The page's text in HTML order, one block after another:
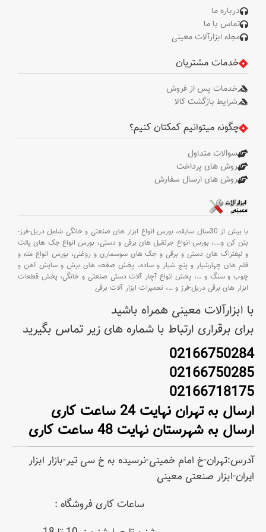
برق
جنس بدنه
فولاد، آلمینیوم،
پلاستیک
بسته‌بندی جعبه رنگی
متعلقات
عدد پیچ و واشر
درباره ما
تماس با ما
مجله ابزارآلات معینی
خدمات مشتریان
خدمات پس از فروش
شرایط بازگشت کالا
چگونه میتوانیم کمکتان کنیم؟
سوالات متداول
روش های پرداخت
روش های ارسال سفارش
با بیش از 30سال سابقه،
بورس انواع ابزار های صنعتی و خانگی شامل دریل-فرز-
بتن کن و….، بورس انواع جرثقیل های برقی و دستی، بورس انواع جک های پالت
و لیفتراک های دستی و برقی و جک های سوسماری و روغنی، بورس انواع مته و
قلم های چهارشیار و پنج شیار و ساده، پخش صفحه های برش و سایش آهن و
چوب و سنگ و …، پخش انواع آچار آلات دستی صنعتی و خانگی، پخش قطعات
ابزار های برقی دریل-فرز و …، تعمیرات ابزار آلات برقی
با ابزارآلات معینی همراه باشید
برای برقراری ارتباط با شماره های زیر تماس بگیرید
02166750284
02166750285
02166718175
ارسال به تهران نهایت 24 ساعت کاری
ارسال به شهرستان نهایت 48 ساعت کاری
آدرس:تهران-خ امام خمینی-نرسیده به خ سی تیر-بازار ابزار
ایران-ابزار صنعتی معینی
ساعات کاری فروشگاه :